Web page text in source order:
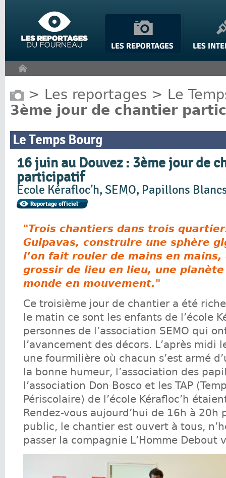
> Les reportages > Le
3ème jour de chantier
Le Temps Bourg
16 juin au Douvez : 3ème jour de
participatif
Ecole Kérafloc’h, SEMO, Papillons
"Trois chantiers dans trois
Guipavas, construire une sphère
l’on fait rouler de mains en mains,
grossir de lieu en lieu, une
monde en mouvement. "
Ce troisième jour de chantier a été
le matin ce sont les enfants de l’école
personnes de l’association SEMO qui
l’avancement des décors. L’après midi
une fourmilière où chacun s’est armé
la bonne humeur, l’association des
l’association Don Bosco et les TAP
Périscolaire) de l’école Kérafloc’h
Rendez-vous aujourd’hui de 16h à 20h
public, le chantier est ouvert à tous,
passer la compagnie L’Homme Debout